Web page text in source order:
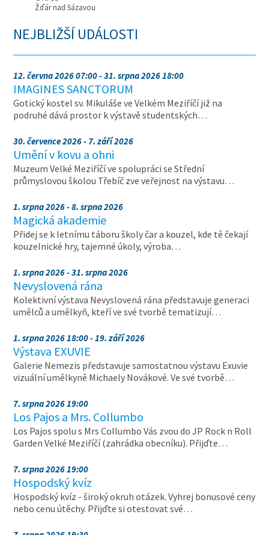
Žďár nad Sázavou
NEJBLIŽŠÍ UDÁLOSTI
12. června 2026 07:00 - 31. srpna 2026 18:00
IMAGINES SANCTORUM
Gotický kostel sv. Mikuláše ve Velkém Meziříčí již na
podruhé dává prostor k výstavě studentských…
30. července 2026 - 7. září 2026
Umění v kovu a ohni
Muzeum Velké Meziříčí ve spolupráci se Střední
průmyslovou školou Třebíč zve veřejnost na výstavu…
1. srpna 2026 - 8. srpna 2026
Magická akademie
Přidej se k letnímu táboru školy čar a kouzel, kde tě čekají
kouzelnické hry, tajemné úkoly, výroba…
1. srpna 2026 - 31. srpna 2026
Nevyslovená rána
Kolektivní výstava Nevyslovená rána představuje generaci
umělců a umělkyň, kteří ve své tvorbě tematizují…
1. srpna 2026 18:00 - 19. září 2026
Výstava EXUVIE
Galerie Nemezis představuje samostatnou výstavu Exuvie
vizuální umělkyně Michaely Novákové. Ve své tvorbě…
7. srpna 2026 19:00
Los Pajos a Mrs. Collumbo
Los Pajos spolu s Mrs Collumbo Vás zvou do JP Rock n Roll
Garden Velké Meziříčí (zahrádka obecníku). Přijďte…
7. srpna 2026 19:00
Hospodský kvíz
Hospodský kvíz - široký okruh otázek. Vyhrej bonusové ceny
nebo cenu útěchy. Přijďte si otestovat své…